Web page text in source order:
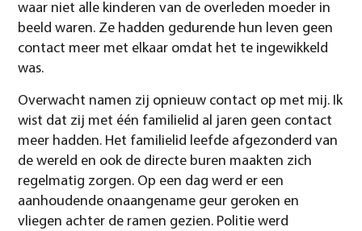
waar niet alle kinderen van de overleden moeder in
beeld waren. Ze hadden gedurende hun leven geen
contact meer met elkaar omdat het te ingewikkeld
was.
Overwacht namen zij opnieuw contact op met mij. Ik
wist dat zij met één familielid al jaren geen contact
meer hadden. Het familielid leefde afgezonderd van
de wereld en ook de directe buren maakten zich
regelmatig zorgen. Op een dag werd er een
aanhoudende onaangename geur geroken en
vliegen achter de ramen gezien. Politie werd